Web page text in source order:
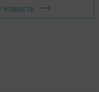
новости